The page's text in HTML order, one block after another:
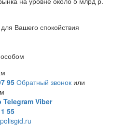
для Вашего спокойствия
95 Обратный звонок или
Telegram Viber
55